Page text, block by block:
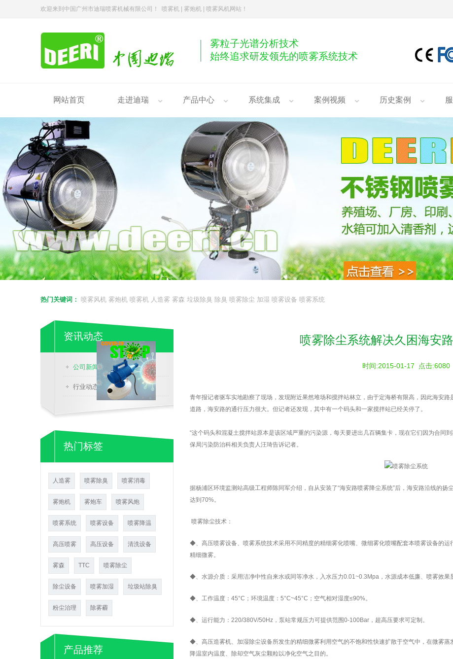
欢迎来到中国广州市迪瑞喷雾机械有限公司！ 喷雾机 | 雾炮机 | 喷雾风机网站！
雾粒子光谱分析技术
始终追求研发领先的喷雾系统技术
网站首页 走进迪瑞 产品中心 系统集成 案例视频 历史案例
热门关键词： 喷雾风机 雾炮机 喷雾机 人造雾 雾森 垃圾除臭 除臭 喷雾除尘 加湿 喷雾设备 喷雾系统
资讯动态
公司新闻
行业动态
热门标签
人造雾 喷雾除臭 喷雾消毒
雾炮机 雾炮车 喷雾风炮
喷雾系统 喷雾设备 喷雾降温
高压喷雾 高压设备 清洗设备
雾森 TTC 喷雾除尘
除尘设备 喷雾加湿 垃圾站除臭
粉尘治理 除雾霾
产品推荐
喷雾除尘系统解决久困海安
时间:2015-01-17 点击:6080
青年报记者驱车实地勘察了现场，发现附近果然堆场和搅拌站林立，由于定海桥有限高，因此海安
道路，海安路的通行压力很大。但记者还发现，其中有一个码头和一家搅拌站已经关停了。
“这个码头和混凝土搅拌站原本是该区域严重的污染源，每天要进出几百辆集卡，现在它们因为合同
保局污染防治科相关负责人汪琦告诉记者。
据杨浦区环境监测站高级工程师陈同军介绍，自从安装了“海安路喷雾降尘系统”后，海安路沿线的
达到70%。
喷雾除尘技术：
◆、高压喷雾设备、喷雾系统技术采用不同精度的精细雾化喷嘴、微细雾化喷嘴配套本喷雾设备的运
精细微雾。
◆、水源介质：采用洁净中性自来水或同等净水，入水压力0.01~0.3Mpa ，水源成本低廉、喷雾效果
◆、工作温度： 45°C ；环境温度： 5°C~45°C ；空气相对湿度≤90%。
◆、运行能力： 220/380V/50Hz ，泵站常规压力可提供范围0-100Bar，超高压要求可定制。
◆、高压造雾机、加湿除尘设备所发生的精细微雾利用空气的不饱和性快速扩散于空气中，在微雾蒸
降温室内温度、除却空气灰尘颗粒以净化空气之目的。